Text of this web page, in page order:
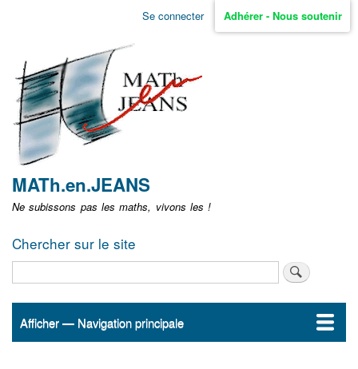
Aller
non
identifié
Se connecter Adhérer - Nous soutenir
MATh.en.JEANS
Ne subissons pas les maths, vivons les !
Chercher sur le site
Navigation
Afficher — Navigation principale